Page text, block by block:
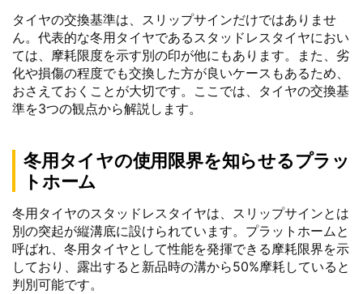
タイヤの交換基準は、スリップサインだけではありませ
ん。代表的な冬用タイヤであるスタッドレスタイヤにおい
ては、摩耗限度を示す別の印が他にもあります。また、劣
化や損傷の程度でも交換した方が良いケースもあるため、
おさえておくことが大切です。ここでは、タイヤの交換基
準を3つの観点から解説します。
冬用タイヤの使用限界を知らせるプラッ
トホーム
冬用タイヤのスタッドレスタイヤは、スリップサインとは
別の突起が縦溝底に設けられています。プラットホームと
呼ばれ、冬用タイヤとして性能を発揮できる摩耗限界を示
しており、露出すると新品時の溝から50%摩耗していると
判別可能です。